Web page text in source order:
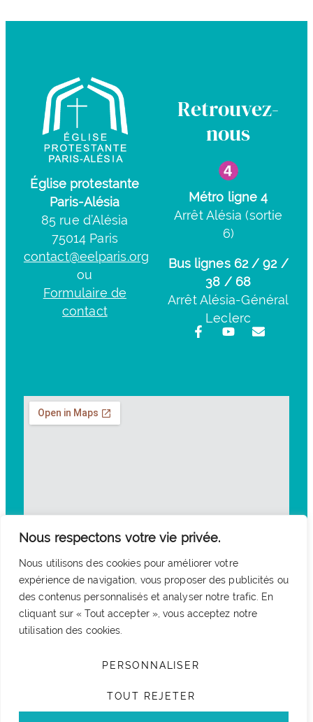
Nous respectons votre vie privée.
Nous utilisons des cookies pour améliorer votre
expérience de navigation, vous proposer des publicités ou
des contenus personnalisés et analyser notre trafic. En
cliquant sur « Tout accepter », vous acceptez notre
utilisation des cookies.
PERSONNALISER
TOUT REJETER
Église protestante
Paris-Alésia
85 rue d’Alésia
75014 Paris
contact@eelparis.org
ou
Formulaire de
contact
Retrouvez-
nous
Métro ligne 4
Arrêt Alésia (sortie
6)
Bus lignes 62 / 92 /
38 / 68
Arrêt Alésia-Général
Leclerc